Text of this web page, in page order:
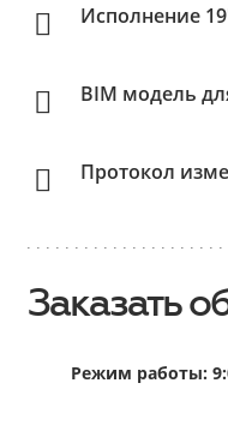
Исполнение
BIM модель
Протокол
Заказать
Режим работы: